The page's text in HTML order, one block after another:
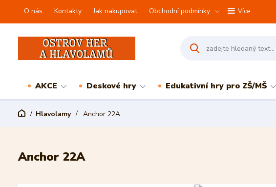
O nás Kontakty Jak nakupovat Obchodní podmínky Více
AKCE Deskové hry Edukativní hry pro ZŠ/MŠ
Hlavolamy Anchor 22A
Anchor 22A